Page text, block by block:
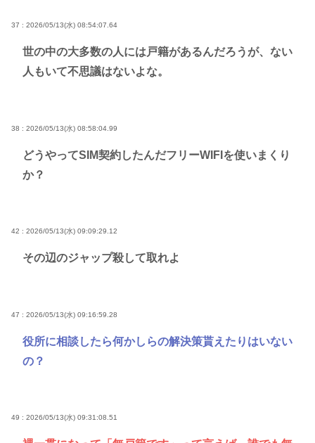
37 : 2026/05/13(水) 08:54:07.64
世の中の大多数の人には戸籍があるんだろうが、ない
人もいて不思議はないよな。
38 : 2026/05/13(水) 08:58:04.99
どうやってSIM契約したんだフリーWIFIを使いまくり
か？
42 : 2026/05/13(水) 09:09:29.12
その辺のジャップ殺して取れよ
47 : 2026/05/13(水) 09:16:59.28
役所に相談したら何かしらの解決策貰えたりはいない
の？
49 : 2026/05/13(水) 09:31:08.51